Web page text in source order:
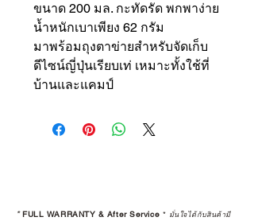
ขนาด 200 มล. กะทัดรัด พกพาง่าย
น้ำหนักเบาเพียง 62 กรัม
มาพร้อมถุงตาข่ายสำหรับจัดเก็บ
ดีไซน์ญี่ปุ่นเรียบเท่ เหมาะทั้งใช้ที่
บ้านและแคมป์
*FULL WARRANTY & After Service * มั่นใจได้กับสินค้ามี